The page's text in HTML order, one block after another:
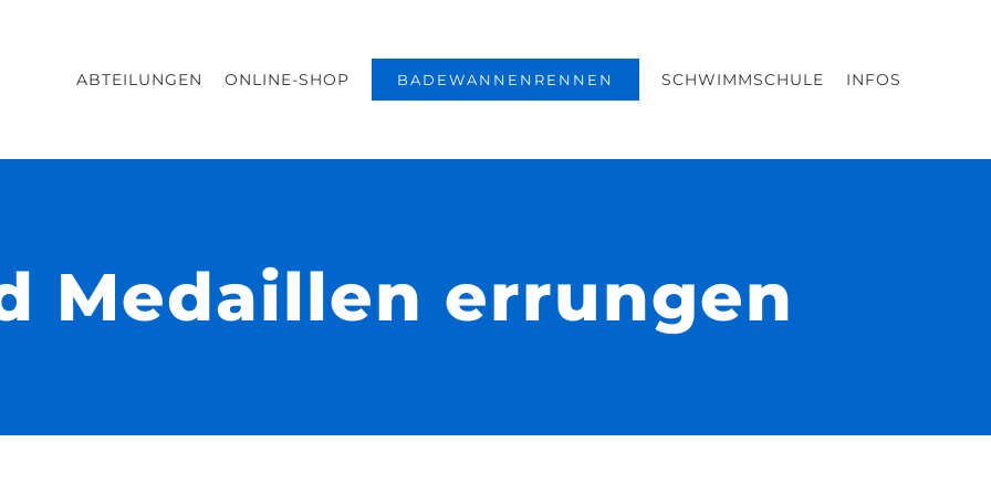
ABTEILUNGEN ONLINE-SHOP BADEWANNENRENNEN SCHWIMMSCHULE INFOS
Medaillen errungen